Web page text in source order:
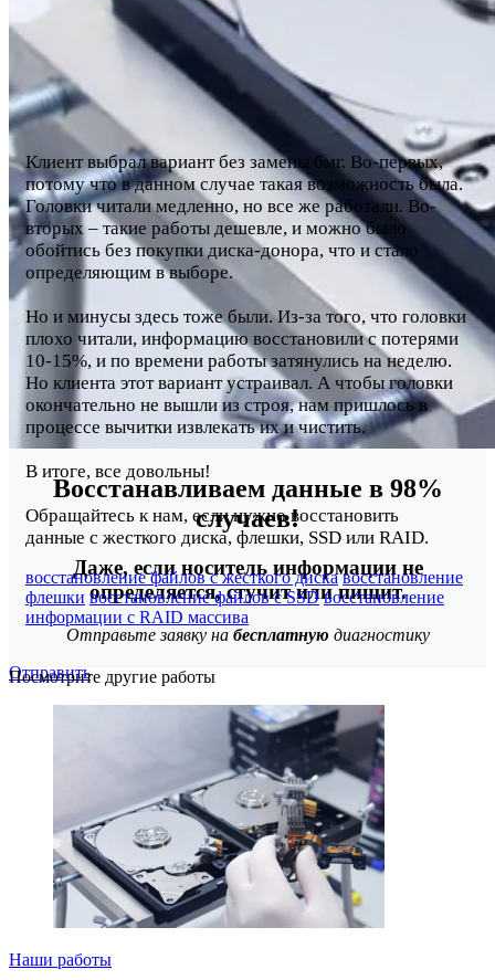
Восстанавливаем данные в 98%
случаев!
Даже, если носитель информации не
определяется, стучит или пищит.
Отправьте заявку на бесплатную диагностику
Отправить
Клиент выбрал вариант без замены бмг. Во-первых,
потому что в данном случае такая возможность была.
Головки читали медленно, но все же работали. Во-
вторых – такие работы дешевле, и можно было
обойтись без покупки диска-донора, что и стало
определяющим в выборе.
Но и минусы здесь тоже были. Из-за того, что головки
плохо читали, информацию восстановили с потерями
10-15%, и по времени работы затянулись на неделю.
Но клиента этот вариант устраивал. А чтобы головки
окончательно не вышли из строя, нам пришлось в
процессе вычитки извлекать их и чистить.
В итоге, все довольны!
Обращайтесь к нам, если нужно восстановить
данные с жесткого диска, флешки, SSD или RAID.
восстановление файлов с жесткого диска восстановление
флешки восстановление файлов с SSD восстановление
информации с RAID массива
Посмотрите другие работы
Наши работы